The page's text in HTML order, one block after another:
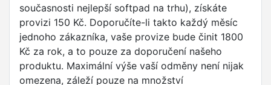
současnosti nejlepší softpad na trhu), získáte
provizi 150 Kč. Doporučíte-li takto každý měsíc
jednoho zákazníka, vaše provize bude činit 1800
Kč za rok, a to pouze za doporučení našeho
produktu. Maximální výše vaší odměny není nijak
omezena, záleží pouze na množství